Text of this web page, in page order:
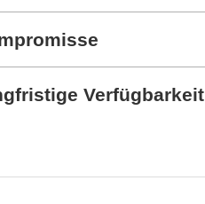
Verfügbarkeit